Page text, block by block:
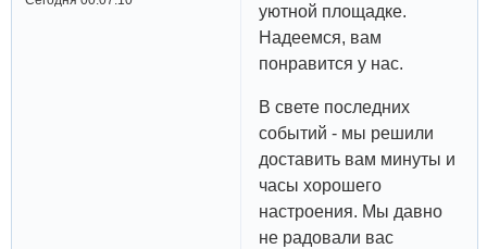
уютной площадке.
Надеемся, вам
понравится у нас.
В свете последних
событий - мы решили
доставить вам минуты и
часы хорошего
настроения. Мы давно
не радовали вас